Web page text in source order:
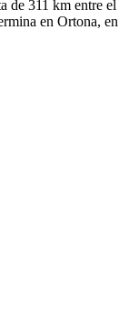
de 311 km entre el
en Ortona, en